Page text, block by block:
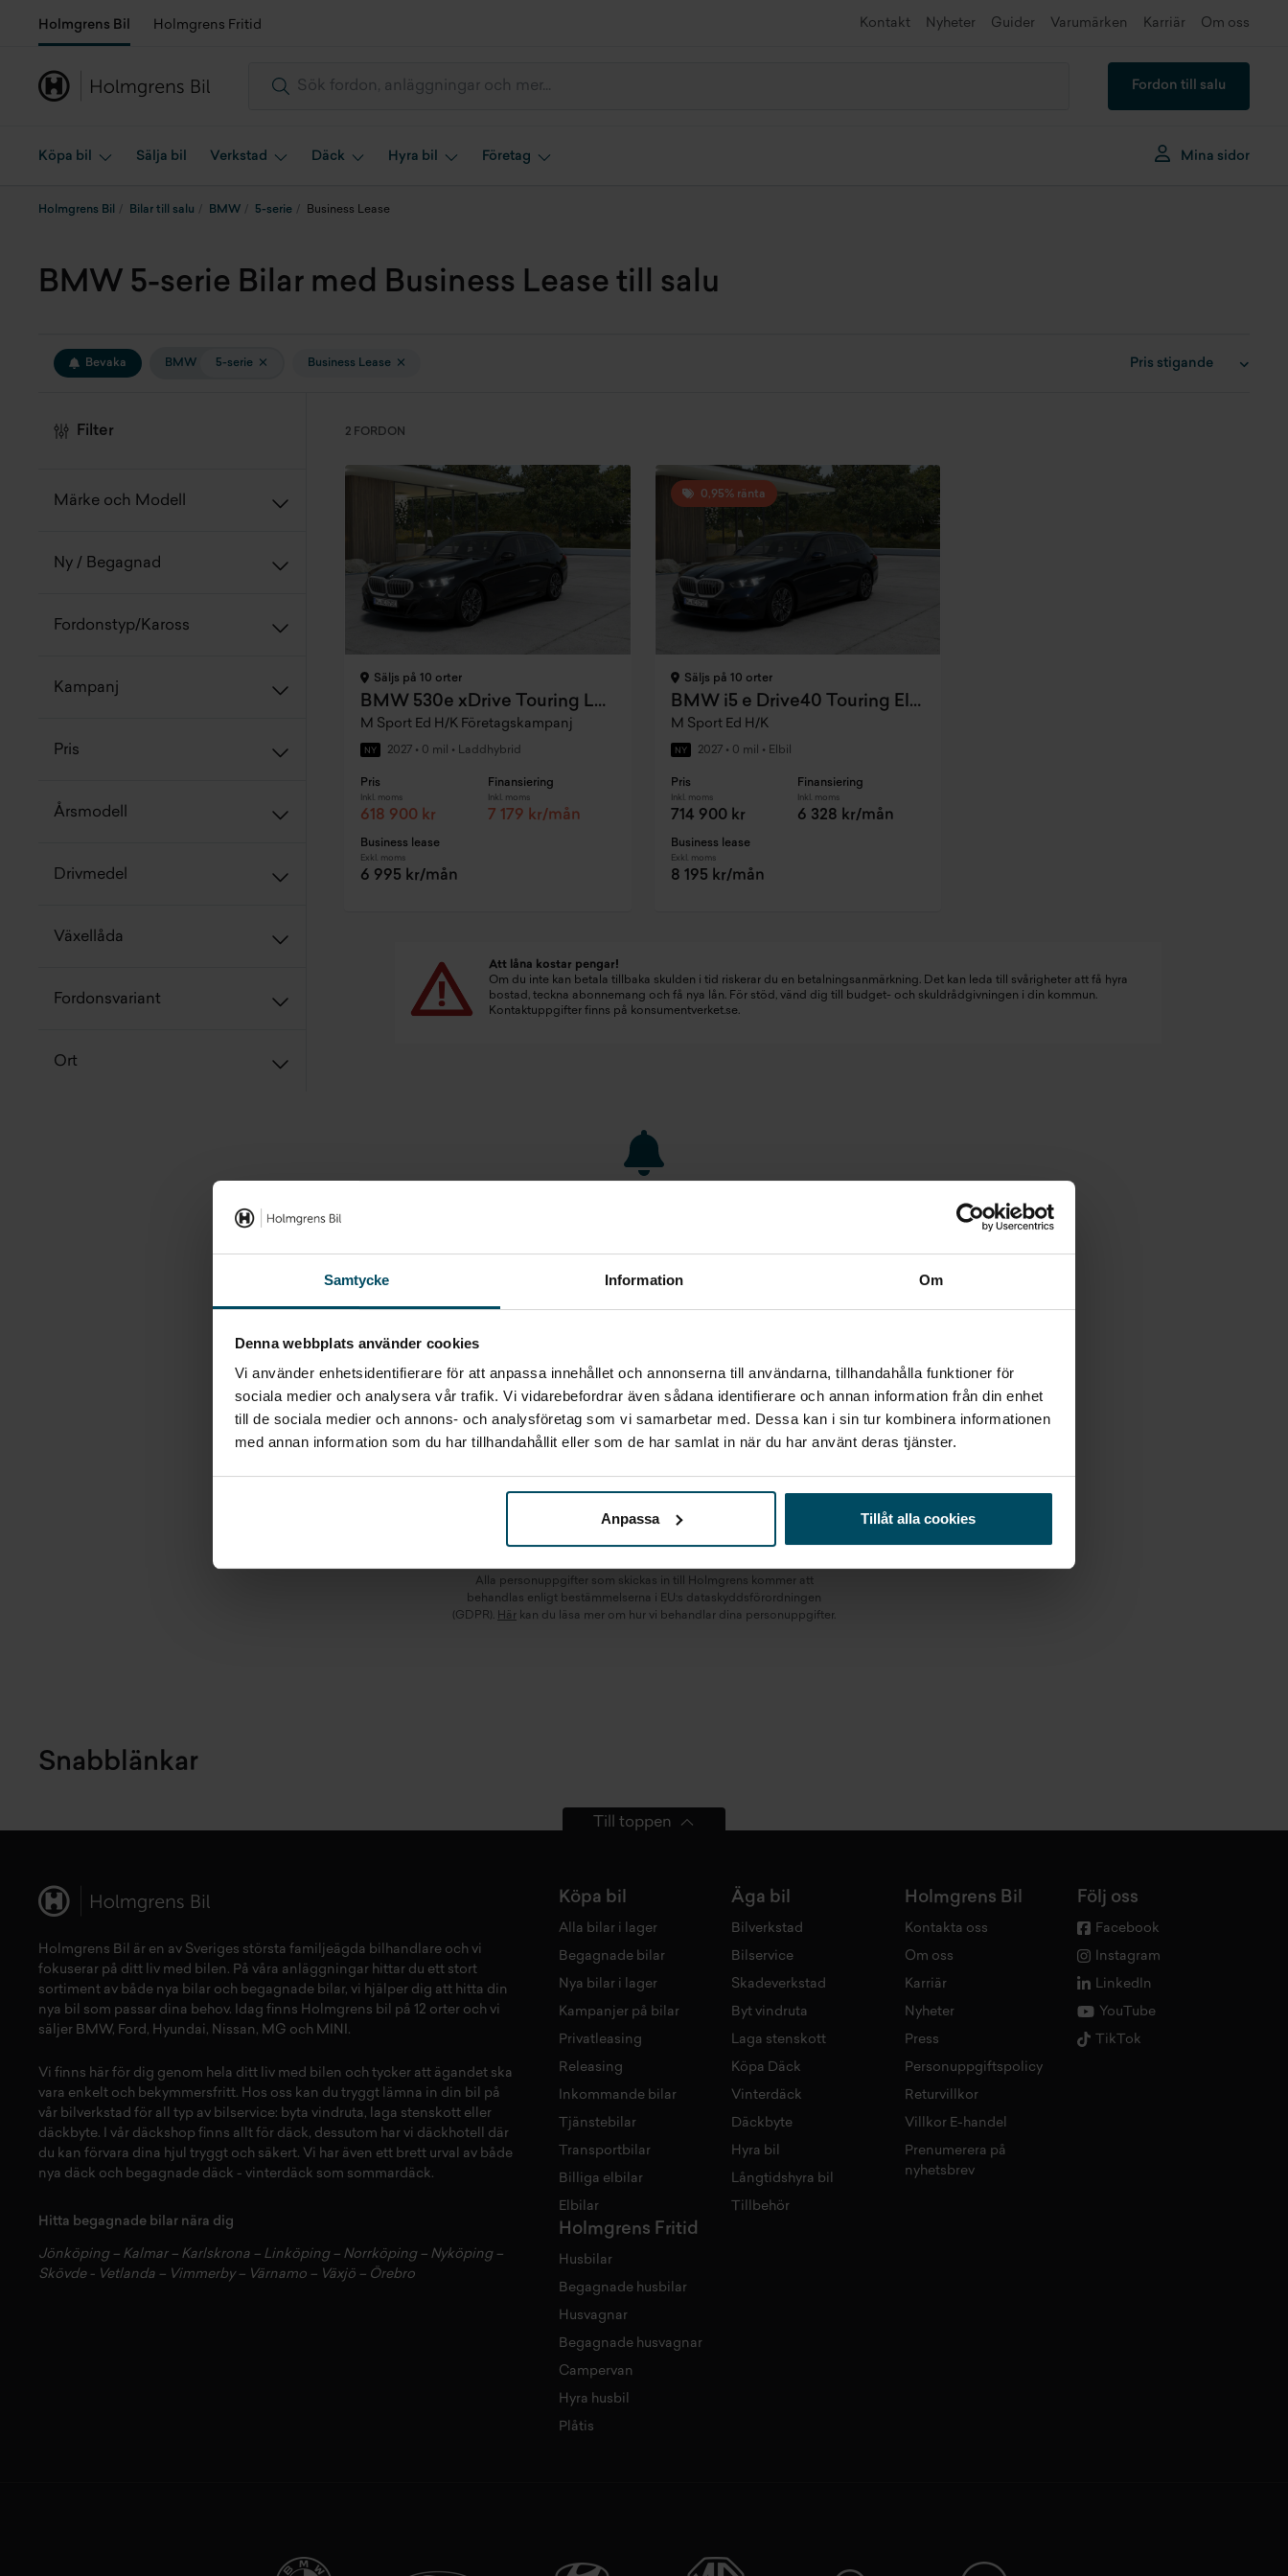
Samtycke Information Om
Denna webbplats använder cookies
Vi använder enhetsidentifierare för att anpassa innehållet och annonserna till användarna, tillhandahålla funktioner för
sociala medier och analysera vår trafik. Vi vidarebefordrar även sådana identifierare och annan information från din enhet
till de sociala medier och annons- och analysföretag som vi samarbetar med. Dessa kan i sin tur kombinera informationen
med annan information som du har tillhandahållit eller som de har samlat in när du har använt deras tjänster.
Anpassa Tillåt alla cookies
Holmgrens Bil Holmgrens Fritid Kontakt Nyheter Guider Varumärken Karriär Om oss
Fordon till salu
Köpa bil Sälja bil Verkstad Däck Hyra bil Företag Mina sidor
Holmgrens Bil Bilar till salu BMW 5-serie Business Lease
BMW 5-serie Bilar med Business Lease till salu
Bevaka BMW 5-serie Business Lease
Filter
Märke och Modell
Ny / Begagnad
Fordonstyp/Kaross
Kampanj
Pris
Årsmodell
Drivmedel
Växellåda
Fordonsvariant
Ort
2 FORDON
Säljs på 10 orter
BMW 530e xDrive Touring Laddhybrid
M Sport Ed H/K Företagskampanj
NY 2027 • 0 mil • Laddhybrid
Pris
Inkl. moms
618 900 kr
Finansiering
Inkl. moms
7 179 kr/mån
Business lease
Exkl. moms
6 995 kr/mån
0,95% ränta
Säljs på 10 orter
BMW i5 e Drive40 Touring Elbil
M Sport Ed H/K
NY 2027 • 0 mil • Elbil
Pris
Inkl. moms
714 900 kr
Finansiering
Inkl. moms
6 328 kr/mån
Business lease
Exkl. moms
8 195 kr/mån
Att låna kostar pengar!
Om du inte kan betala tillbaka skulden i tid riskerar du en betalningsanmärkning. Det kan leda till svårigheter att få hyra
bostad, teckna abonnemang och få nya lån. För stöd, vänd dig till budget- och skuldrådgivningen i din kommun.
Kontaktuppgifter finns på konsumentverket.se.
passade?
STARTA EN BEVAKNING AV:
Jag vill starta en bevakning
Fyll in din e-postadress så skickar vi ett mail direkt när
Alla personuppgifter som skickas in till Holmgrens kommer att
behandlas enligt bestämmelserna i EU:s dataskyddsförordningen
(GDPR). Här kan du läsa mer om hur vi behandlar dina personuppgifter.
Snabblänkar
Till toppen
Holmgrens Bil är en av Sveriges största familjeägda bilhandlare och vi
fokuserar på ditt liv med bilen. På våra anläggningar hittar du ett stort
sortiment av både nya bilar och begagnade bilar, vi hjälper dig att hitta din
nya bil som passar dina behov. Idag finns Holmgrens bil på 12 orter och vi
säljer BMW, Ford, Hyundai, Nissan , MG och MINI.
Vi finns här för dig genom hela ditt liv med bilen och tycker att ägandet ska
vara enkelt och bekymmersfritt. Hos oss kan du tryggt lämna in din bil på
vår bilverkstad för all typ av bilservice: byta vindruta, laga stenskott eller
däckbyte. I vår däckshop finns allt för däck, dessutom har vi däckhotell där
du kan förvara dina hjul tryggt och säkert. Vi har även ett brett urval av både
nya däck och begagnade däck - vinterdäck som sommardäck.
Hitta begagnade bilar nära dig
Jönköping– Kalmar – Karlskrona – Linköping– Norrköping– Nyköping–
Skövde- Vetlanda – Vimmerby– Värnamo – Växjö – Örebro
Köpa bil
Alla bilar i lager
Begagnade bilar
Nya bilar i lager
Kampanjer på bilar
Privatleasing
Releasing
Inkommande bilar
Tjänstebilar
Transportbilar
Billiga elbilar
Elbilar
Äga bil
Bilverkstad
Bilservice
Skadeverkstad
Byt vindruta
Laga stenskott
Köpa Däck
Vinterdäck
Däckbyte
Hyra bil
Långtidshyra bil
Tillbehör
Holmgrens Bil
Kontakta oss
Om oss
Karriär
Nyheter
Press
Personuppgiftspolicy
Returvillkor
Villkor E-handel
Prenumerera på
nyhetsbrev
Följ oss
Facebook
Instagram
LinkedIn
YouTube
TikTok
Holmgrens Fritid
Husbilar
Begagnade husbilar
Husvagnar
Begagnade husvagnar
Campervan
Hyra husbil
Plåtis